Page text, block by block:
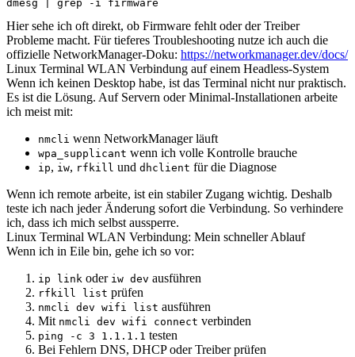
dmesg | grep -i firmware
Hier sehe ich oft direkt, ob Firmware fehlt oder der Treiber
Probleme macht. Für tieferes Troubleshooting nutze ich auch die
offizielle NetworkManager-Doku: https://networkmanager.dev/docs/
Linux Terminal WLAN Verbindung auf einem Headless-System
Wenn ich keinen Desktop habe, ist das Terminal nicht nur praktisch.
Es ist die Lösung. Auf Servern oder Minimal-Installationen arbeite
ich meist mit:
nmcli wenn NetworkManager läuft
wpa_supplicant wenn ich volle Kontrolle brauche
ip, iw, rfkill und dhclient für die Diagnose
Wenn ich remote arbeite, ist ein stabiler Zugang wichtig. Deshalb
teste ich nach jeder Änderung sofort die Verbindung. So verhindere
ich, dass ich mich selbst aussperre.
Linux Terminal WLAN Verbindung: Mein schneller Ablauf
Wenn ich in Eile bin, gehe ich so vor:
ip link oder iw dev ausführen
rfkill list prüfen
nmcli dev wifi list ausführen
Mit nmcli dev wifi connect verbinden
ping -c 3 1.1.1.1 testen
Bei Fehlern DNS, DHCP oder Treiber prüfen